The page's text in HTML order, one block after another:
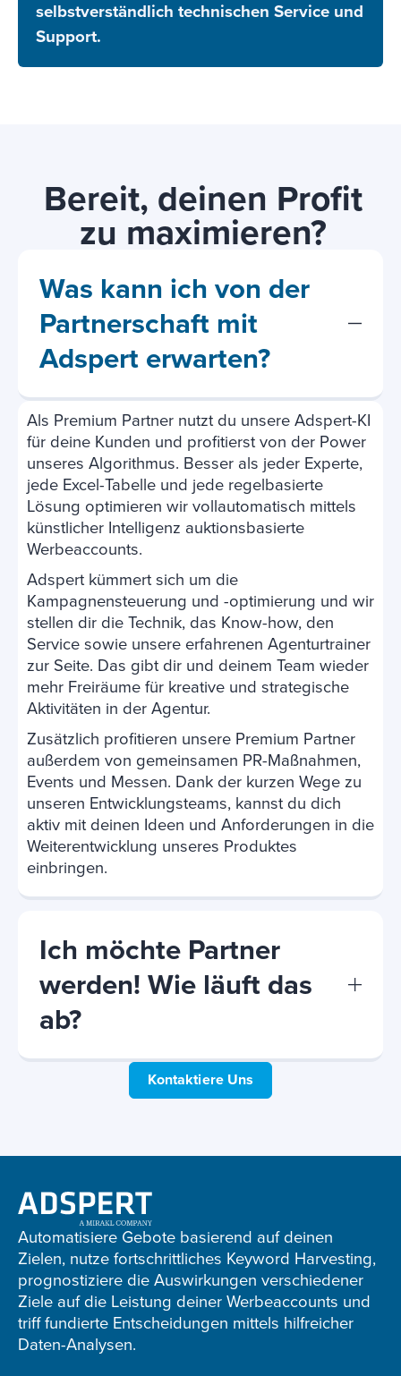
selbstverständlich technischen Service und
Support.
Bereit, deinen Profit
zu maximieren?
Was kann ich von der
Partnerschaft mit
Adspert erwarten?
Als Premium Partner nutzt du unsere Adspert-KI
für deine Kunden und profitierst von der Power
unseres Algorithmus. Besser als jeder Experte,
jede Excel-Tabelle und jede regelbasierte
Lösung optimieren wir vollautomatisch mittels
künstlicher Intelligenz auktionsbasierte
Werbeaccounts.
Adspert kümmert sich um die
Kampagnensteuerung und -optimierung und wir
stellen dir die Technik, das Know-how, den
Service sowie unsere erfahrenen Agenturtrainer
zur Seite. Das gibt dir und deinem Team wieder
mehr Freiräume für kreative und strategische
Aktivitäten in der Agentur.
Zusätzlich profitieren unsere Premium Partner
außerdem von gemeinsamen PR-Maßnahmen,
Events und Messen. Dank der kurzen Wege zu
unseren Entwicklungsteams, kannst du dich
aktiv mit deinen Ideen und Anforderungen in die
Weiterentwicklung unseres Produktes
einbringen.
Ich möchte Partner
werden! Wie läuft das
ab?
Kontaktiere Uns
Adspert
footer
Automatisiere Gebote basierend auf deinen
Zielen, nutze fortschrittliches Keyword Harvesting,
prognostiziere die Auswirkungen verschiedener
Ziele auf die Leistung deiner Werbeaccounts und
triff fundierte Entscheidungen mittels hilfreicher
Daten-Analysen.